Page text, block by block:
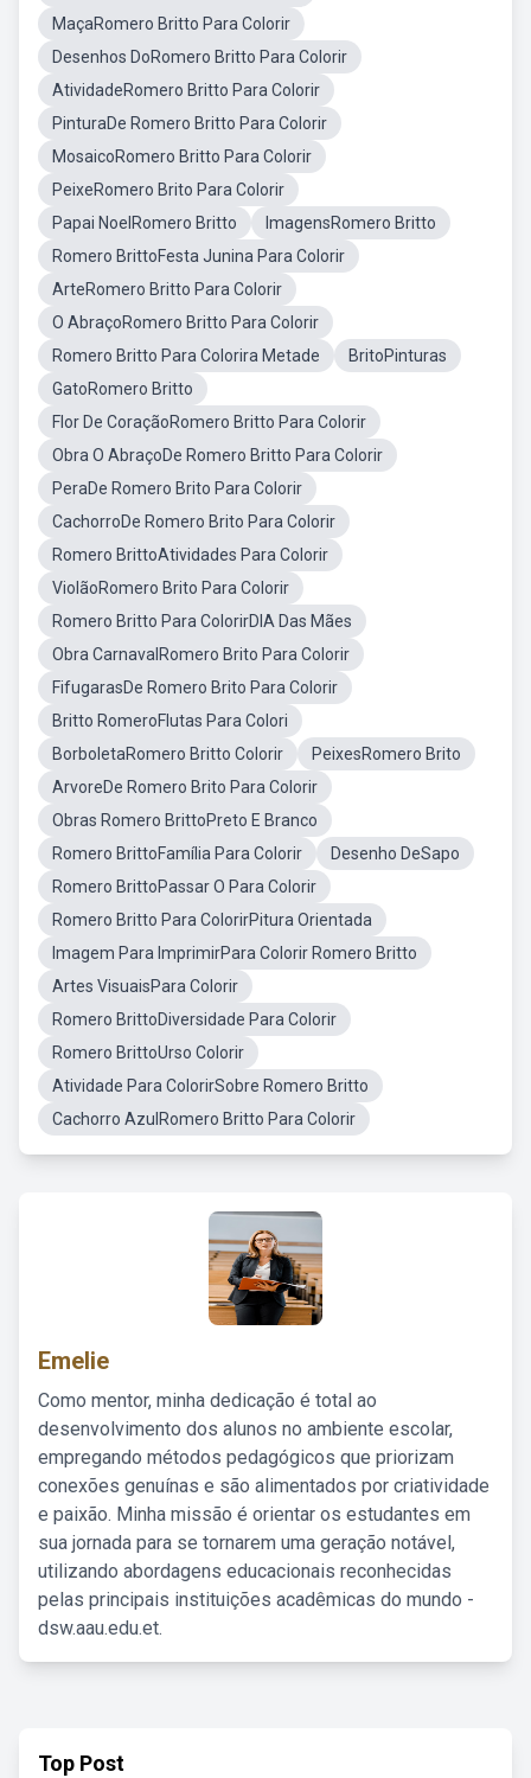
MaçaRomero Britto Para Colorir
Desenhos DoRomero Britto Para Colorir
AtividadeRomero Britto Para Colorir
PinturaDe Romero Britto Para Colorir
MosaicoRomero Britto Para Colorir
PeixeRomero Brito Para Colorir
Papai NoelRomero Britto
ImagensRomero Britto
Romero BrittoFesta Junina Para Colorir
ArteRomero Britto Para Colorir
O AbraçoRomero Britto Para Colorir
Romero Britto Para Colorira Metade
BritoPinturas
GatoRomero Britto
Flor De CoraçãoRomero Britto Para Colorir
Obra O AbraçoDe Romero Britto Para Colorir
PeraDe Romero Brito Para Colorir
CachorroDe Romero Brito Para Colorir
Romero BrittoAtividades Para Colorir
ViolãoRomero Brito Para Colorir
Romero Britto Para ColorirDIA Das Mães
Obra CarnavalRomero Brito Para Colorir
FifugarasDe Romero Brito Para Colorir
Britto RomeroFlutas Para Colori
BorboletaRomero Britto Colorir
PeixesRomero Brito
ArvoreDe Romero Brito Para Colorir
Obras Romero BrittoPreto E Branco
Romero BrittoFamília Para Colorir
Desenho DeSapo
Romero BrittoPassar O Para Colorir
Romero Britto Para ColorirPitura Orientada
Imagem Para ImprimirPara Colorir Romero Britto
Artes VisuaisPara Colorir
Romero BrittoDiversidade Para Colorir
Romero BrittoUrso Colorir
Atividade Para ColorirSobre Romero Britto
Cachorro AzulRomero Britto Para Colorir
Emelie
Como mentor, minha dedicação é total ao
desenvolvimento dos alunos no ambiente escolar,
empregando métodos pedagógicos que priorizam
conexões genuínas e são alimentados por criatividade
e paixão. Minha missão é orientar os estudantes em
sua jornada para se tornarem uma geração notável,
utilizando abordagens educacionais reconhecidas
pelas principais instituições acadêmicas do mundo -
dsw.aau.edu.et.
Top Post